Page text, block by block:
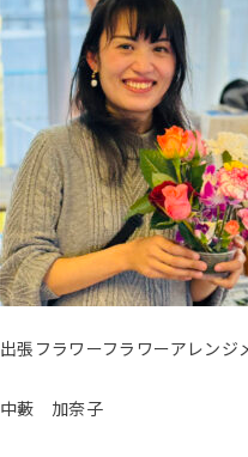
出張フラワーフラワーアレンジ
中藪 加奈子